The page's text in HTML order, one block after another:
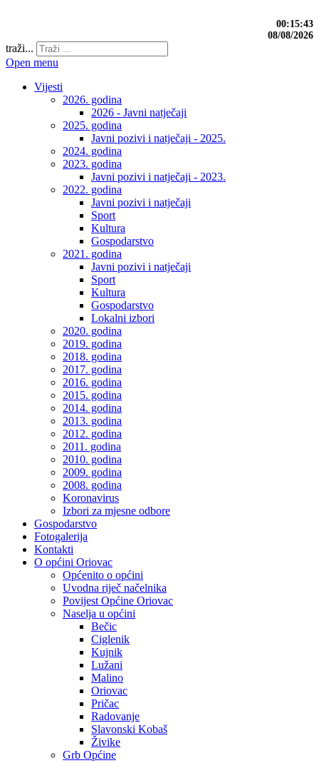
00:15:44
08/08/2026
traži...
Open menu
Vijesti
2026. godina
2026 - Javni natječaji
2025. godina
Javni pozivi i natječaji - 2025.
2024. godina
2023. godina
Javni pozivi i natječaji - 2023.
2022. godina
Javni pozivi i natječaji
Sport
Kultura
Gospodarstvo
2021. godina
Javni pozivi i natječaji
Sport
Kultura
Gospodarstvo
Lokalni izbori
2020. godina
2019. godina
2018. godina
2017. godina
2016. godina
2015. godina
2014. godina
2013. godina
2012. godina
2011. godina
2010. godina
2009. godina
2008. godina
Koronavirus
Izbori za mjesne odbore
Gospodarstvo
Fotogalerija
Kontakti
O općini Oriovac
Općenito o općini
Uvodna riječ načelnika
Povijest Općine Oriovac
Naselja u općini
Bečic
Ciglenik
Kujnik
Lužani
Malino
Oriovac
Pričac
Radovanje
Slavonski Kobaš
Živike
Grb Općine